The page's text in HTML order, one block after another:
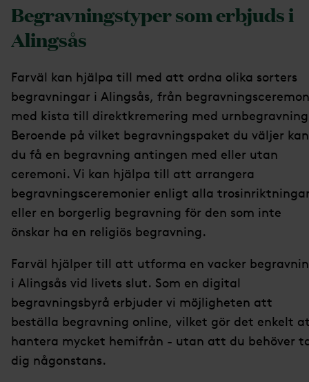
Begravningstyper som erbjuds i
Alingsås
Farväl kan hjälpa till med att ordna olika sorters
begravningar i Alingsås, från
med kista till direktkremering med
Beroende på vilket begravningspaket du väljer kan
du få en begravning antingen med eller utan
ceremoni. Vi kan hjälpa till att arrangera
begravningsceremonier enligt alla
eller en borgerlig begravning för den som inte
önskar ha en religiös begravning.
Farväl hjälper till att utforma en vacker
i Alingsås vid livets slut. Som en digital
begravningsbyrå erbjuder vi möjligheten att
beställa begravning online, vilket gör det enkelt
hantera mycket hemifrån - utan att du behöver
dig någonstans.